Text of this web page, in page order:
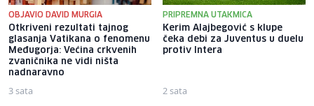
OBJAVIO DAVID MURGIA
Otkriveni rezultati tajnog
glasanja Vatikana o fenomenu
Međugorja: Većina crkvenih
zvaničnika ne vidi ništa
nadnaravno
3 sata
PRIPREMNA UTAKMICA
Kerim Alajbegović s klupe
čeka debi za Juventus u duelu
protiv Intera
2 sata